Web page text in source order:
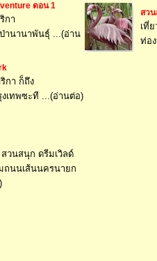
ตอน 1
กา
านานาพันธุ์ ...(อ่าน
สว
เที่
ท่อ
กา ก็ถึง
เทพซะที ...(อ่านต่อ)
สวนสนุก ดรีมเวิลด์
ถนนเส้นนครนายก